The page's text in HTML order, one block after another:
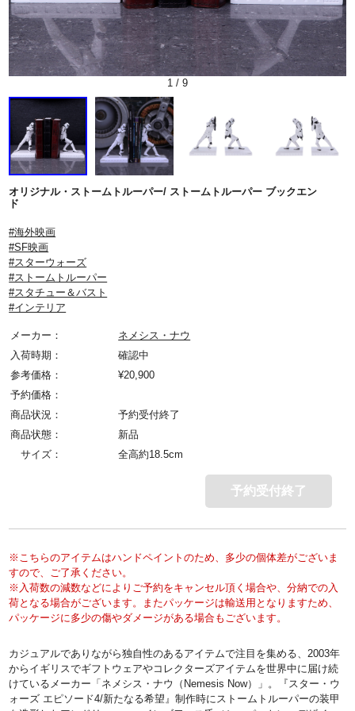
1 / 9
オリジナル・ストームトルーパー/ ストームトルーパー ブックエン
ド
#海外映画
#SF映画
#スターウォーズ
#ストームトルーパー
#スタチュー＆バスト
#インテリア
メーカー：
ネメシス・ナウ
入荷時期：
確認中
参考価格：
¥20,900
予約価格：
商品状況：
予約受付終了
商品状態：
新品
サイズ：
全高約18.5cm
予約受付終了
※こちらのアイテムはハンドペイントのため、多少の個体差がございま
すので、ご了承ください。
※入荷数の減数などによりご予約をキャンセル頂く場合や、分納での入
荷となる場合がございます。またパッケージは輸送用となりますため、
パッケージに多少の傷やダメージがある場合もございます。
カジュアルでありながら独自性のあるアイテムで注目を集める、2003年
からイギリスでギフトウェアやコレクターズアイテムを世界中に届け続
けているメーカー「ネメシス・ナウ（Nemesis Now）」。『スター・ウ
ォーズ エピソード4/新たなる希望』制作時にストームトルーパーの装甲